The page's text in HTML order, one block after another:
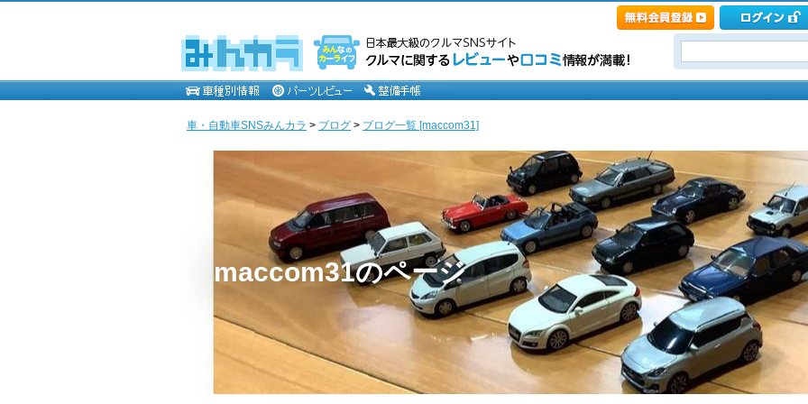
車・自動車SNSみんカラ > ブログ > ブログ一覧 [maccom31]
maccom31のページ